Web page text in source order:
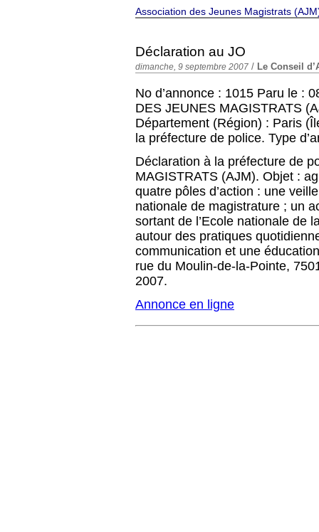
Association des Jeunes Magistrats
Déclaration au JO
dimanche, 9 septembre 2007 / Le Conseil
No d’annonce : 1015 Paru le :
DES JEUNES MAGISTRATS
Département (Région) : Paris
la préfecture de police. Type
Déclaration à la préfecture de
MAGISTRATS (AJM). Objet :
quatre pôles d’action : une
nationale de magistrature ; un
sortant de l’Ecole nationale de
autour des pratiques
communication et une
rue du Moulin-de-la-Pointe,
2007.
Annonce en ligne